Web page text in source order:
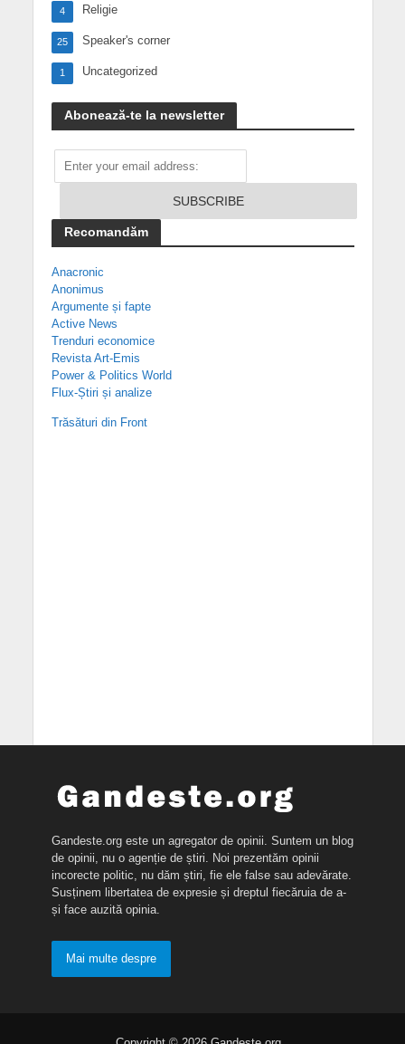
Religie
4
Speaker's corner
25
Uncategorized
1
Abonează-te la newsletter
Recomandăm
Anacronic
Anonimus
Argumente și fapte
Active News
Trenduri economice
Revista Art-Emis
Power & Politics World
Flux-Știri și analize
Trăsături din Front
Gandeste.org este un agregator de opinii. Suntem un blog
de opinii, nu o agenție de știri. Noi prezentăm opinii
incorecte politic, nu dăm știri, fie ele false sau adevărate.
Susținem libertatea de expresie și dreptul fiecăruia de a-
și face auzită opinia.
Mai multe despre